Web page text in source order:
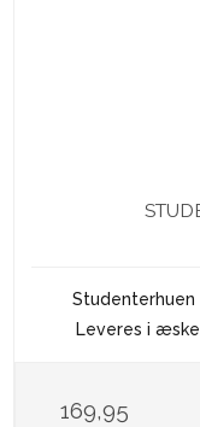
Studenterhuen
Leveres i
169,95